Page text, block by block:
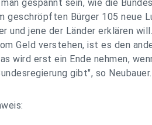
gespannt sein, wie die
geschröpften Bürger 105 neue
und jene der Länder erklären
Geld verstehen, ist es den
wird erst ein Ende nehmen,
gibt", so Neubauer.